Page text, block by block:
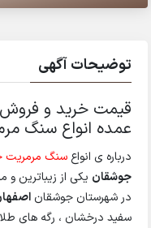
توضیحات آگهی
قیمت خرید و
عمده انواع سنگ
درباره ی انواعسنگ مرمریت
جوشقان یکی از زیباترین
در شهرستان جوشقان
سفید درخشان ، رگه های